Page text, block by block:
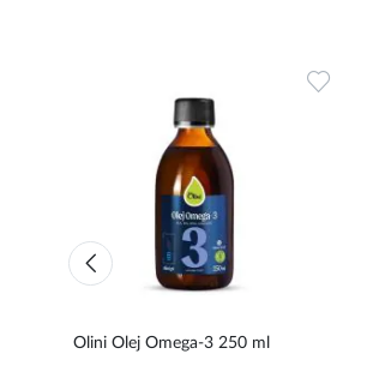
Olini Olej Omega-3 250 ml
Dodaj